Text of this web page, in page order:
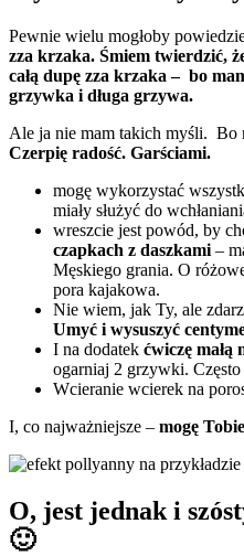
Pewnie wielu mogłoby
zza krzaka. Śmiem twierdzić,
całą dupę zza krzaka – bo
grzywka i długa grzywa.
Ale ja nie mam takich myśli. Bo
Czerpię radość. Garściami.
mogę wykorzystać
miały służyć do
wreszcie jest powód, by
czapkach z daszkami –
Męskiego grania. O
pora kajakowa.
Nie wiem, jak Ty, ale
Umyć i wysuszyć
I na dodatek ćwiczę małą
ogarniaj 2 grzywki. Często
Wcieranie wcierek na
I, co najważniejsze – mogę
O, jest jednak i
🙂